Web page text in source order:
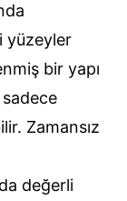
yüzeyler
bir yapı
Zamansız
değerli